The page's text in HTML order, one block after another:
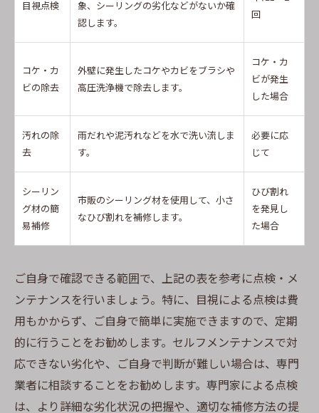
目視点検
象、シーリングの劣化などがないか確
認します。
回
コケ・カ
ビの除去
外壁に発生したコケやカビをブラシや
高圧洗浄機で除去します。
コケ・カ
ビが発生
した場合
汚れの除
去
雨だれや泥汚れなどを水で洗い流しま
す。
必要に応
じて
シーリン
グ材の簡
易補修
市販のシーリング材を使用して、小さ
なひび割れを補修します。
ひび割れ
を発見し
た場合
ご自身で確認できる範囲で、上記の表を参考に点検・メ
ンテナンスを行いましょう。特に、目視による点検は費
用もかからず、ご自身で簡単に実施できますので、定期
的に行うことをお勧めします。セルフメンテナンスで対
応できない劣化や、ご自身で判断が難しい場合は、専門
業者に相談することをお勧めします。専門家による点検
は、より詳細な劣化状況の把握や、適切な補修方法の提